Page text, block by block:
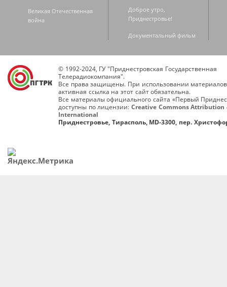
Великая Отечественная
война
Доброе утро,
Приднестровье!
Документальный фильм
© 1992-2024, ГУ "Приднестровская Государственная
Телерадиокомпания".
Все права защищены. При использовании
активная ссылка на этот сайт обязательна.
Все материалы официального сайта «Первый
доступны по лицензии: Creative Commons Attribution
International
Приднестровье, Тирасполь, MD-3300, пер.